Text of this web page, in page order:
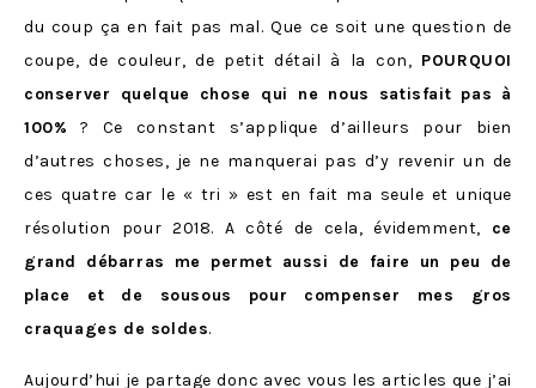
du coup ça en fait pas mal. Que ce soit une question de
coupe, de couleur, de petit détail à la con, POURQUOI
conserver quelque chose qui ne nous satisfait pas à
100% ? Ce constant s’applique d’ailleurs pour bien
d’autres choses, je ne manquerai pas d’y revenir un de
ces quatre car le « tri » est en fait ma seule et unique
résolution pour 2018. A côté de cela, évidemment, ce
grand débarras me permet aussi de faire un peu de
place et de sousous pour compenser mes gros
craquages de soldes.
Aujourd’hui je partage donc avec vous les articles que j’ai